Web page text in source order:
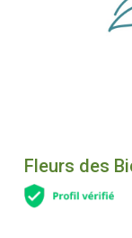
Fleurs des